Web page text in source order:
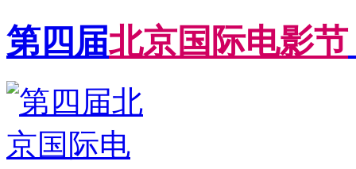
第四届北京国 际电影节